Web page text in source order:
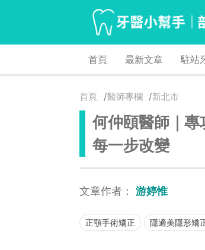
首頁 最新文章 駐站
首頁 醫師專欄 新北市
何仲頤醫師｜
每一步改變
文章作者： 游婷惟
正顎手術矯正 隱適美隱形矯